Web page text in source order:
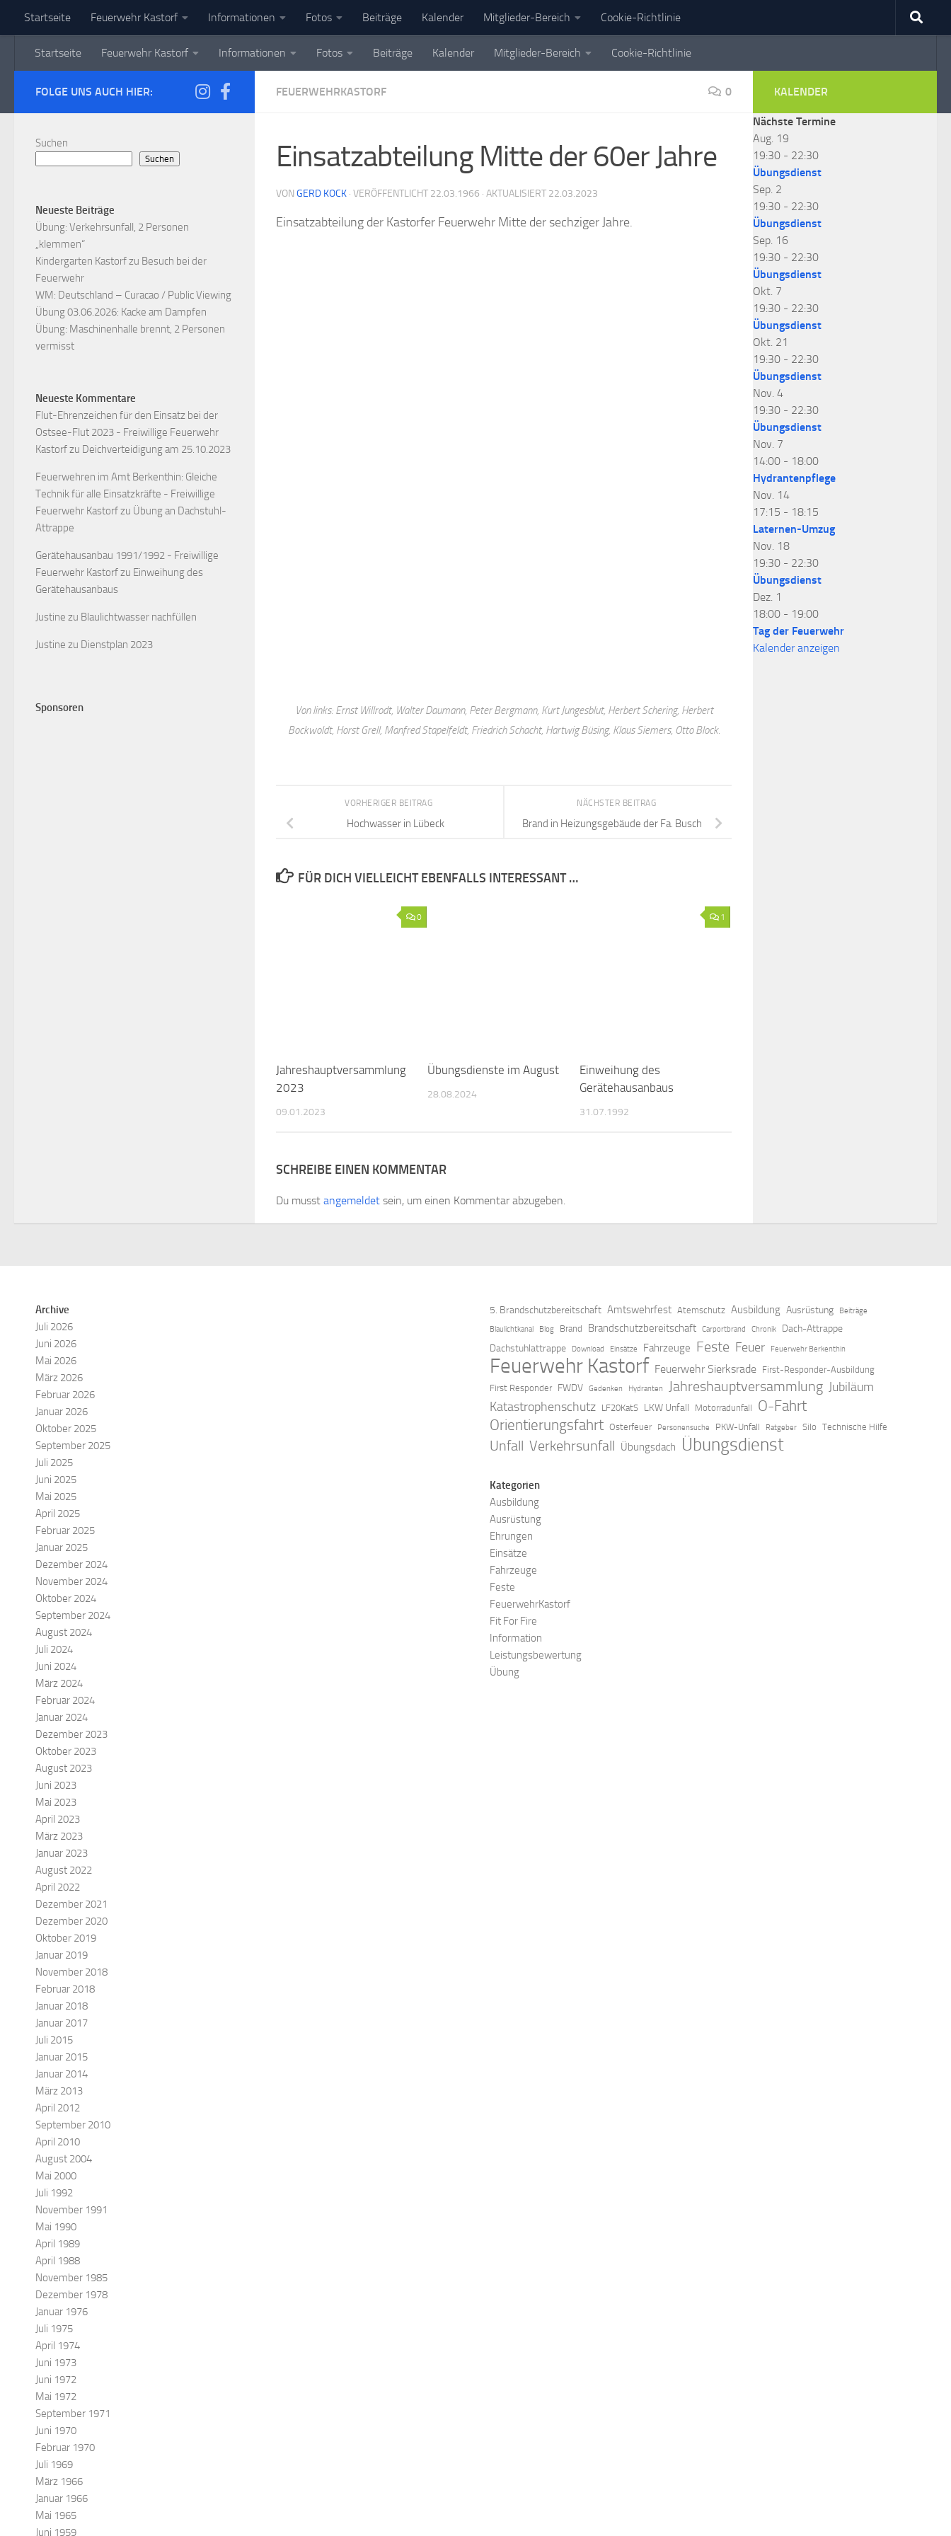
Zum Inhalt springen
Startseite Feuerwehr Kastorf Informationen Fotos Beiträge Kalender Mitglieder-Bereich Cookie-Richtlinie
Startseite Feuerwehr Kastorf Informationen Fotos Beiträge Kalender Mitglieder-Bereich Cookie-Richtlinie
FEUERWEHRKASTORF 0
Einsatzabteilung Mitte der 60er Jahre
VON GERD KOCK · VERÖFFENTLICHT 22.03.1966 · AKTUALISIERT 22.03.2023
Einsatzabteilung der Kastorfer Feuerwehr Mitte der sechziger Jahre.
Von links: Ernst Willrodt, Walter Daumann, Peter Bergmann, Kurt Jungesblut, Herbert Schering, Herbert
Bockwoldt, Horst Grell, Manfred Stapelfeldt, Friedrich Schacht, Hartwig Büsing, Klaus Siemers, Otto Block.
NÄCHSTER BEITRAG
Brand in Heizungsgebäude der Fa. Busch
VORHERIGER BEITRAG
Hochwasser in Lübeck
FÜR DICH VIELLEICHT EBENFALLS INTERESSANT …
0
Jahreshauptversammlung
2023
09.01.2023
Übungsdienste im August
28.08.2024
1
Einweihung des
Gerätehausanbaus
31.07.1992
SCHREIBE EINEN KOMMENTAR
Du musst angemeldet sein, um einen Kommentar abzugeben.
FOLGE UNS AUCH HIER:
Suchen
Suchen
Neueste Beiträge
Übung: Verkehrsunfall, 2 Personen
„klemmen“
Kindergarten Kastorf zu Besuch bei der
Feuerwehr
WM: Deutschland – Curacao / Public Viewing
Übung 03.06.2026: Kacke am Dampfen
Übung: Maschinenhalle brennt, 2 Personen
vermisst
Neueste Kommentare
Flut-Ehrenzeichen für den Einsatz bei der
Ostsee-Flut 2023 - Freiwillige Feuerwehr
Kastorfzu Deichverteidigung am 25.10.2023
Feuerwehren im Amt Berkenthin: Gleiche
Technik für alle Einsatzkräfte - Freiwillige
Feuerwehr Kastorfzu Übung an Dachstuhl-
Attrappe
Gerätehausanbau 1991/1992 - Freiwillige
Feuerwehr Kastorfzu Einweihung des
Gerätehausanbaus
Justine zu Blaulichtwasser nachfüllen
Justine zu Dienstplan 2023
Sponsoren
KALENDER
Nächste Termine
Aug. 19
19:30 - 22:30
Übungsdienst
Sep. 2
19:30 - 22:30
Übungsdienst
Sep. 16
19:30 - 22:30
Übungsdienst
Okt. 7
19:30 - 22:30
Übungsdienst
Okt. 21
19:30 - 22:30
Übungsdienst
Nov. 4
19:30 - 22:30
Übungsdienst
Nov. 7
14:00 - 18:00
Hydrantenpflege
Nov. 14
17:15 - 18:15
Laternen-Umzug
Nov. 18
19:30 - 22:30
Übungsdienst
Dez. 1
18:00 - 19:00
Tag der Feuerwehr
Kalender anzeigen
Archive
Juli 2026
Juni 2026
Mai 2026
März 2026
Februar 2026
Januar 2026
Oktober 2025
September 2025
Juli 2025
Juni 2025
Mai 2025
April 2025
Februar 2025
Januar 2025
Dezember 2024
November 2024
Oktober 2024
September 2024
August 2024
Juli 2024
Juni 2024
März 2024
Februar 2024
Januar 2024
Dezember 2023
Oktober 2023
August 2023
Juni 2023
Mai 2023
April 2023
März 2023
Januar 2023
August 2022
April 2022
Dezember 2021
Dezember 2020
Oktober 2019
Januar 2019
November 2018
Februar 2018
Januar 2018
Januar 2017
Juli 2015
Januar 2015
Januar 2014
März 2013
April 2012
September 2010
April 2010
August 2004
Mai 2000
Juli 1992
November 1991
Mai 1990
April 1989
April 1988
November 1985
Dezember 1978
Januar 1976
Juli 1975
April 1974
Juni 1973
Juni 1972
Mai 1972
September 1971
Juni 1970
Februar 1970
Juli 1969
März 1966
Januar 1966
Mai 1965
Juni 1959
5. Brandschutzbereitschaft Amtswehrfest Atemschutz Ausbildung Ausrüstung
Beiträge
Blaulichtkanal
Blog Brand Brandschutzbereitschaft Carportbrand Chronik
Dach-Attrappe
Dachstuhlattrappe
Download Einsätze Fahrzeuge Feste Feuer Feuerwehr Berkenthin
Feuerwehr Kastorf Feuerwehr Sierksrade
First-Responder-Ausbildung
First Responder
FWDV Gedenken Hydranten Jahreshauptversammlung Jubiläum
Katastrophenschutz
LF20KatS LKW Unfall Motorradunfall
O-Fahrt
Orientierungsfahrt Osterfeuer Personensuche PKW-Unfall Ratgeber Silo Technische Hilfe
Unfall Verkehrsunfall Übungsdach Übungsdienst
Kategorien
Ausbildung
Ausrüstung
Ehrungen
Einsätze
Fahrzeuge
Feste
FeuerwehrKastorf
Fit For Fire
Information
Leistungsbewertung
Übung